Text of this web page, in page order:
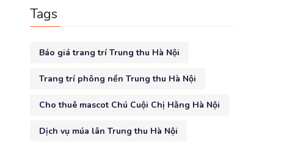
Tags
Báo giá trang trí Trung thu Hà Nội
Trang trí phông nền Trung thu Hà Nội
Cho thuê mascot Chú Cuội Chị Hằng Hà Nội
Dịch vụ múa lân Trung thu Hà Nội